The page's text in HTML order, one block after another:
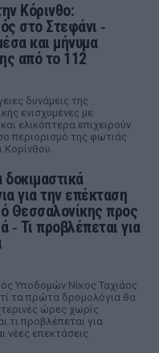
Κόρινθο:
στο Στεφάνι ‑
και μήνυμα
από το 112
δυνάμεις της
ενισχυμένες με
ελικόπτερα επιχειρούν
περιορισμό της φωτιάς
Κορίνθου.
για την επέκταση
Θεσσαλονίκης προς
‑ Τι προβλέπεται για
Υποδομών Νίκος Ταχιάος
τα πρώτα δρομολόγια θα
ώρες χωρίς
τι προβλέπεται για
νέες επεκτάσεις.